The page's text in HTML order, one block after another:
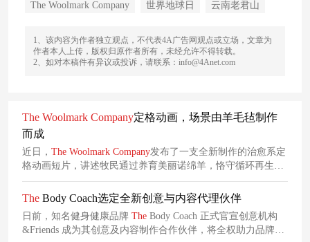
The Woolmark Company 世界地球日 云南老君山
1、该内容为作者独立观点，不代表4A广告网观点或立场，文章为
作者本人上传，版权归原作者所有，未经允许不得转载。
2、如对本稿件有异议或投诉，请联系：info@4Anet.com
The Woolmark Company定格动画，场景由羊毛毡制作
而成
近日， The Woolmark Company发布了一支全新制作的治愈系定
格动画短片，讲述牧民通过养育美丽诺绵羊，恪守循环再生的
自然规律，用这一天然纤维持续修复滋养地球环境，还原自然
之美的故事。
The Body Coach选定全新创意与内容代理伙伴
日前，知名健身健康品牌 The Body Coach 正式官宣创意机构
&Friends 成为其创意及内容制作合作伙伴，将全权助力品牌新